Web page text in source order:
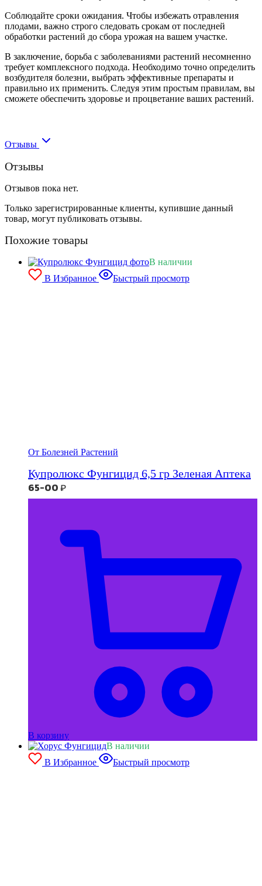
Соблюдайте сроки ожидания. Чтобы избежать отравления
плодами, важно строго следовать срокам от последней
обработки растений до сбора урожая на вашем участке.
В заключение, борьба с заболеваниями растений несомненно
требует комплексного подхода. Необходимо точно определить
возбудителя болезни, выбрать эффективные препараты и
правильно их применить. Следуя этим простым правилам, вы
сможете обеспечить здоровье и процветание ваших растений.
Отзывы
Отзывы
Отзывов пока нет.
Только зарегистрированные клиенты, купившие данный
товар, могут публиковать отзывы.
Похожие товары
В наличии
В Избранное
Быстрый просмотр
От Болезней Растений
Купролюкс Фунгицид 6,5 гр Зеленая Аптека
65-00₽
В корзину
В наличии
В Избранное
Быстрый просмотр